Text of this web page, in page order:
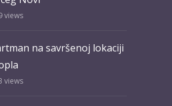
views
na savršenoj lokaciji
views